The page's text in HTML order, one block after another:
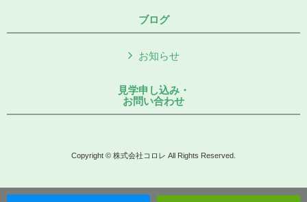
ブログ
お知らせ
見学申し込み・
お問い合わせ
Copyright © 株式会社コロレ All Rights Reserved.